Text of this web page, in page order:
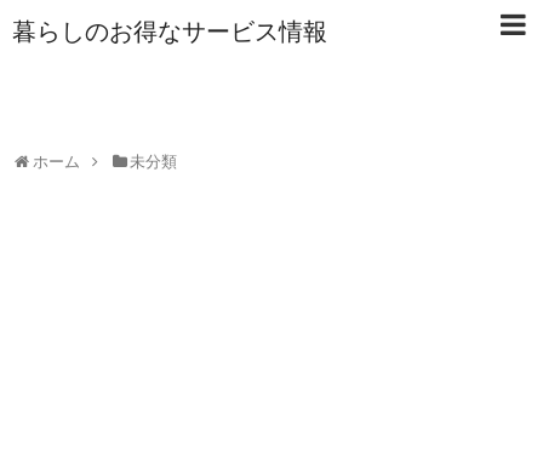
暮らしのお得なサービス情報
ホーム 未分類